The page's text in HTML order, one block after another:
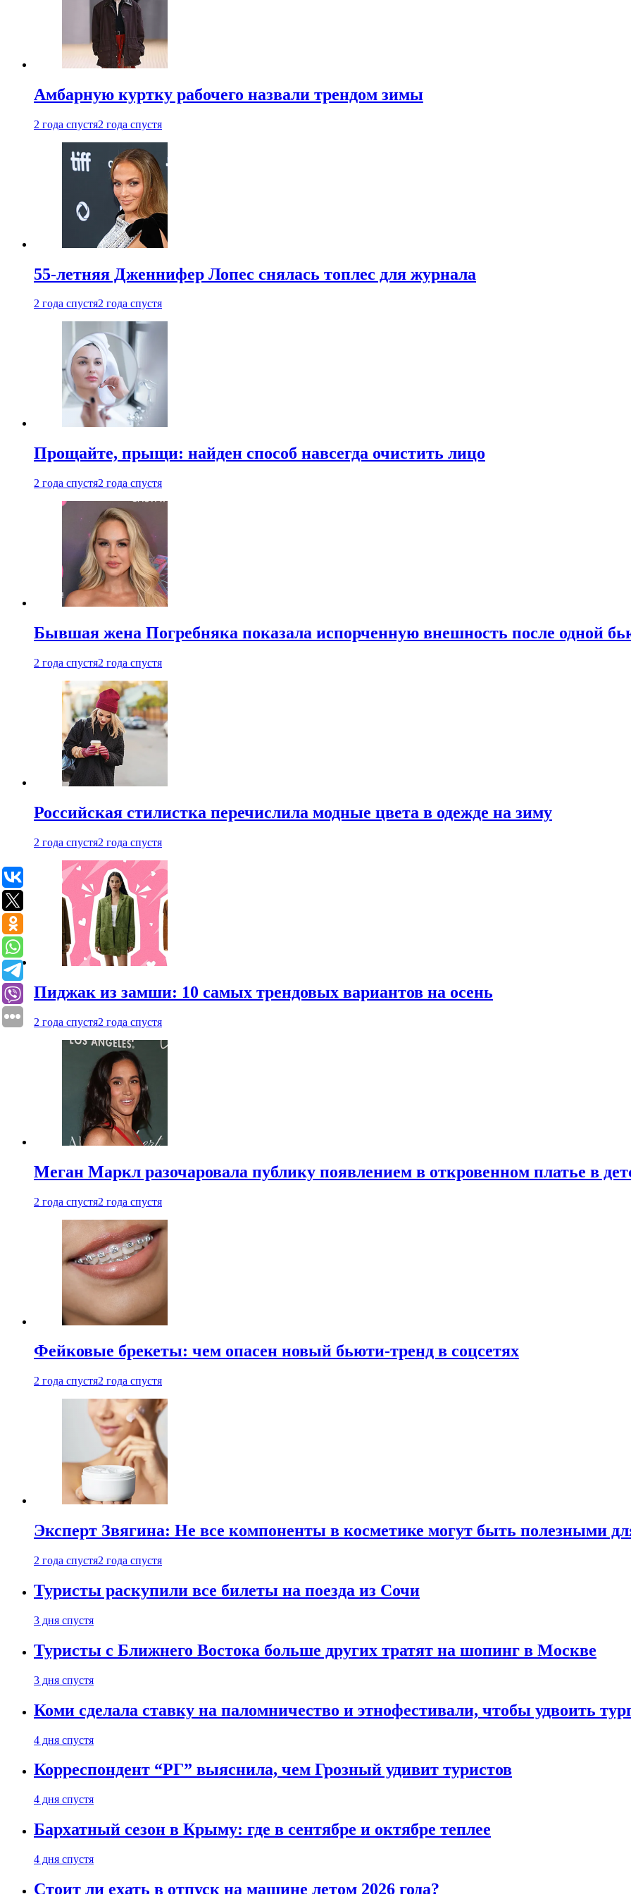
Амбарную куртку рабочего назвали трендом зимы
2 года спустя2 года спустя
55-летняя Дженнифер Лопес снялась топлес для журнала
2 года спустя2 года спустя
Прощайте, прыщи: найден способ навсегда очистить лицо
2 года спустя2 года спустя
Бывшая жена Погребняка показала испорченную внешность после одной
2 года спустя2 года спустя
Российская стилистка перечислила модные цвета в одежде на зиму
2 года спустя2 года спустя
Пиджак из замши: 10 самых трендовых вариантов на осень
2 года спустя2 года спустя
Меган Маркл разочаровала публику появлением в откровенном платье в
2 года спустя2 года спустя
Фейковые брекеты: чем опасен новый бьюти-тренд в соцсетях
2 года спустя2 года спустя
Эксперт Звягина: Не все компоненты в косметике могут быть полезными
2 года спустя2 года спустя
Туристы раскупили все билеты на поезда из Сочи
3 дня спустя
Туристы с Ближнего Востока больше других тратят на шопинг в Москве
3 дня спустя
Коми сделала ставку на паломничество и этнофестивали, чтобы удвоить
4 дня спустя
Корреспондент “РГ” выяснила, чем Грозный удивит туристов
4 дня спустя
Бархатный сезон в Крыму: где в сентябре и октябре теплее
4 дня спустя
Стоит ли ехать в отпуск на машине летом 2026 года?